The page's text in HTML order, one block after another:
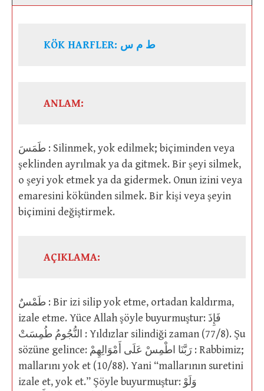
KÖK HARFLER: ط م س
ANLAM:
طَمَسَ : Silinmek, yok edilmek; biçiminden veya
şeklinden ayrılmak ya da gitmek. Bir şeyi silmek,
o şeyi yok etmek ya da gidermek. Onun izini veya
emaresini kökünden silmek. Bir kişi veya şeyin
biçimini değiştirmek.
AÇIKLAMA:
طَمْسٌ : Bir izi silip yok etme, ortadan kaldırma,
izale etme. Yüce Allah şöyle buyurmuştur: فَإِذَ
النُّجُومُ طُمِسَتْ : Yıldızlar silindiği zaman (77/8). Şu
sözüne gelince: رَبَّنَا اطْمِسْ عَلَى أَمْوَالِهِمْ : Rabbimiz;
mallarını yok et (10/88). Yani “mallarının suretini
izale et, yok et.” Şöyle buyurmuştur: وَلَوْ